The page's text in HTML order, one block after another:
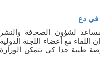
في دع
لشؤون الصحافة والنشر
مع أعضاء اللجنة الدولية
طيبة جدا كي تتمكن الوزارة